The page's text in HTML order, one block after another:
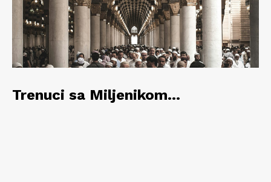
Trenuci sa Miljenikom…